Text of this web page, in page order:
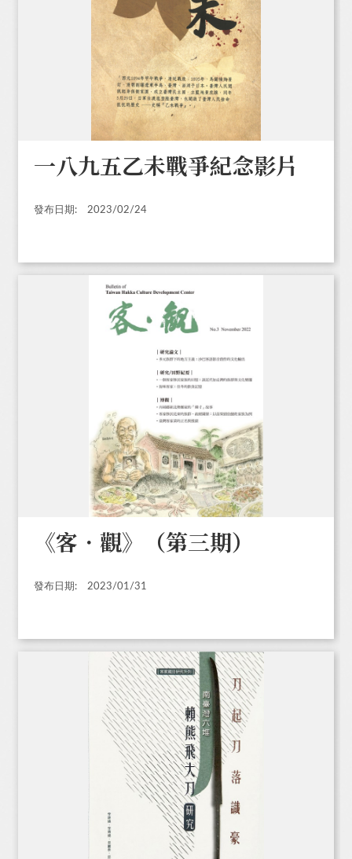
一八九五乙未戰爭紀念影片
發布日期: 2023/02/24
《客．觀》（第三期）
發布日期: 2023/01/31